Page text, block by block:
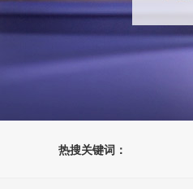
热搜关键词：